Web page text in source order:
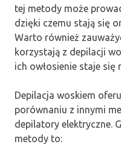
tej metody może
dzięki czemu stają się
Warto również
korzystają z depilacji
ich owłosienie staje się
Depilacja woskiem
porównaniu z innymi
depilatory elektryczne.
metody to: